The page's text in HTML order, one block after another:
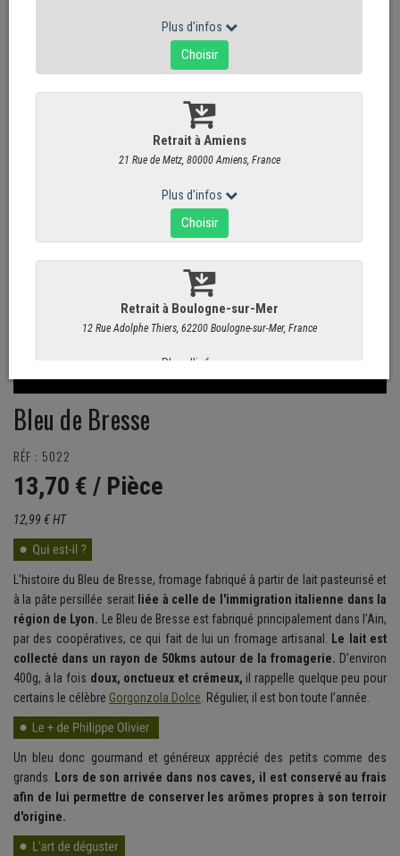
Bleu de Bresse
RÉF : 5022
13,70 € / Pièce
12,99 € HT
L'histoire du Bleu de Bresse, fromage fabriqué à partir de lait pasteurisé et
à la pâte persillée serait liée à celle de l'immigration italienne dans la
région de Lyon. Le Bleu de Bresse est fabriqué principalement dans l’Ain,
par des coopératives, ce qui fait de lui un fromage artisanal. Le lait est
collecté dans un rayon de 50kms autour de la fromagerie. D’environ
400g, à la fois doux, onctueux et crémeux, il rappelle quelque peu pour
certains le célèbre Gorgonzola Dolce. Régulier, il est bon toute l’année.
Un bleu donc gourmand et généreux apprécié des petits comme des
grands. Lors de son arrivée dans nos caves, il est conservé au frais
afin de lui permettre de conserver les arômes propres à son terroir
d'origine.